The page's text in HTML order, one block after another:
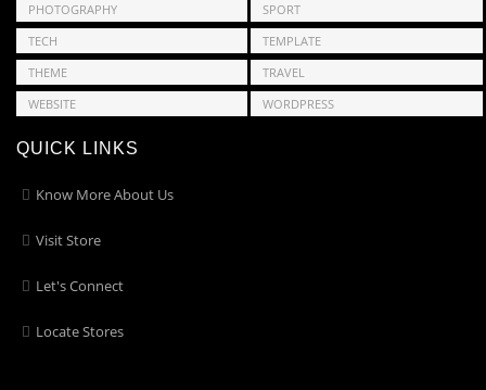
PHOTOGRAPHY
SPORT
TECH
TEMPLATE
THEME
TRAVEL
WEBSITE
WORDPRESS
QUICK LINKS
Know More About Us
Visit Store
Let's Connect
Locate Stores